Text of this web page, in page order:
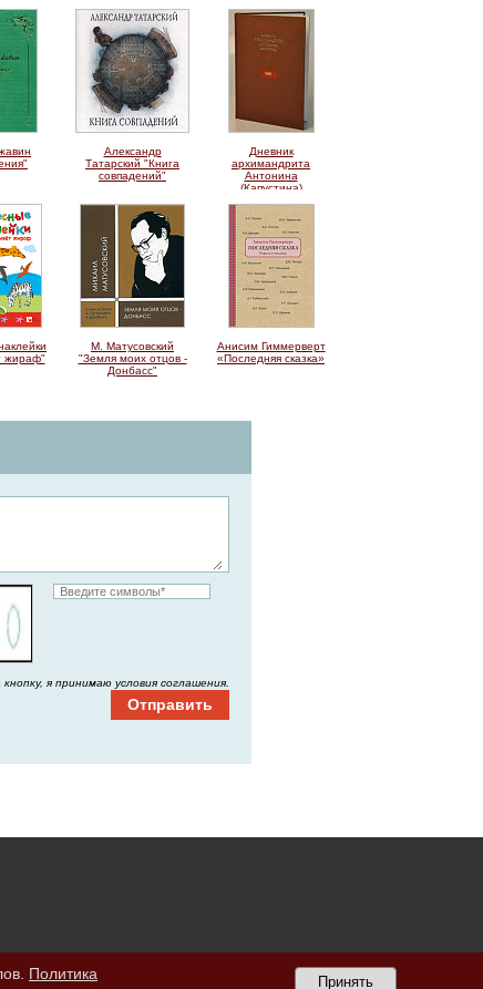
Александр
Татарский "Книга
совпадений"
Дневник
архимандрита
Антонина
(Капустина)
жираф"
М. Матусовский
"Земля моих отцов -
Донбасс"
Анисим Гиммерверт
«Последняя сказка»
я принимаю условия соглашения.
Политика
Принять